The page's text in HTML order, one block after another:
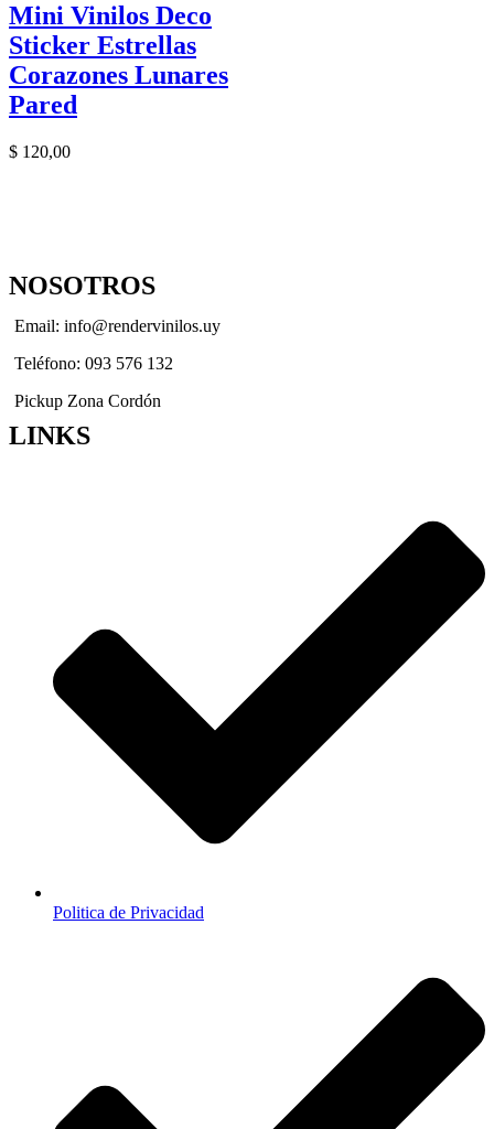
Mini Vinilos Deco
Sticker Estrellas
Corazones Lunares
Pared
$ 120,00
NOSOTROS
Email: info@rendervinilos.uy
Teléfono: 093 576 132
Pickup Zona Cordón
LINKS
Politica de Privacidad